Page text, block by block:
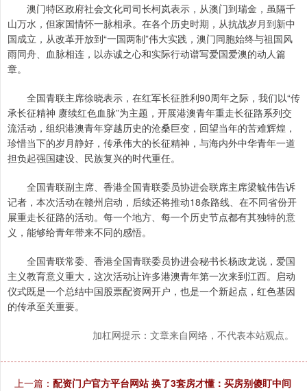
澳门特区政府社会文化司司长柯岚表示，从澳门到瑞金，虽隔千
山万水，但家国情怀一脉相承。在各个历史时期，从抗战岁月到新中
国成立，从改革开放到“一国两制”伟大实践，澳门同胞始终与祖国风
雨同舟、血脉相连，以赤诚之心和实际行动谱写爱国爱澳的动人篇
章。
全国青联主席徐晓表示，在红军长征胜利90周年之际，我们以“传
承长征精神 赓续红色血脉”为主题，开展港澳青年重走长征路系列交
流活动，组织港澳青年穿越历史的沧桑巨变，回望当年的苦难辉煌，
珍惜当下的岁月静好，传承伟大的长征精神，与海内外中华青年一道
担负起强国建设、民族复兴的时代重任。
全国青联副主席、香港全国青联委员协进会联席主席梁毓伟告诉
记者，本次活动在赣州启动，后续还将推动18条路线、在不同省份开
展重走长征路的活动。每一个地方、每一个历史节点都有其独特的意
义，能够给青年带来不同的感悟。
全国青联常委、香港全国青联委员协进会秘书长杨政龙说，爱国
主义教育意义重大，这次活动让许多港澳青年第一次来到江西。启动
仪式既是一个总结中国股票配资网开户，也是一个新起点，红色基因
的传承至关重要。
加杠网提示：文章来自网络，不代表本站观点。
上一篇： 配资门户官方平台网站 换了3套房才懂：买房别傻盯中间